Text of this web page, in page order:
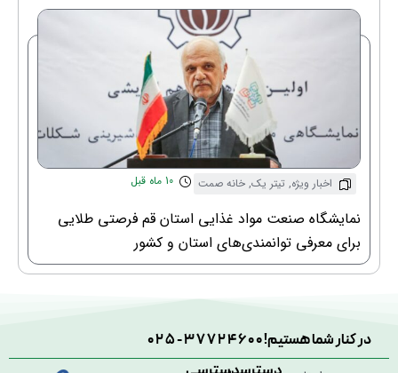
اخبار ویژه, تیتر یک, خانه صمت 10 ماه قبل
نمایشگاه صنعت مواد غذایی استان قم فرصتی طلایی
برای معرفی توانمندی‌های استان و کشور
در کنار شما هستیم!025-37724600